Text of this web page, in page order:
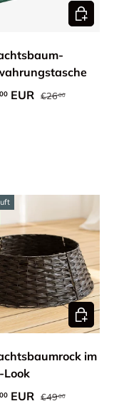
00 EUR Normaler Preis
€2600
im
Look
00 EUR Normaler Preis
€4900